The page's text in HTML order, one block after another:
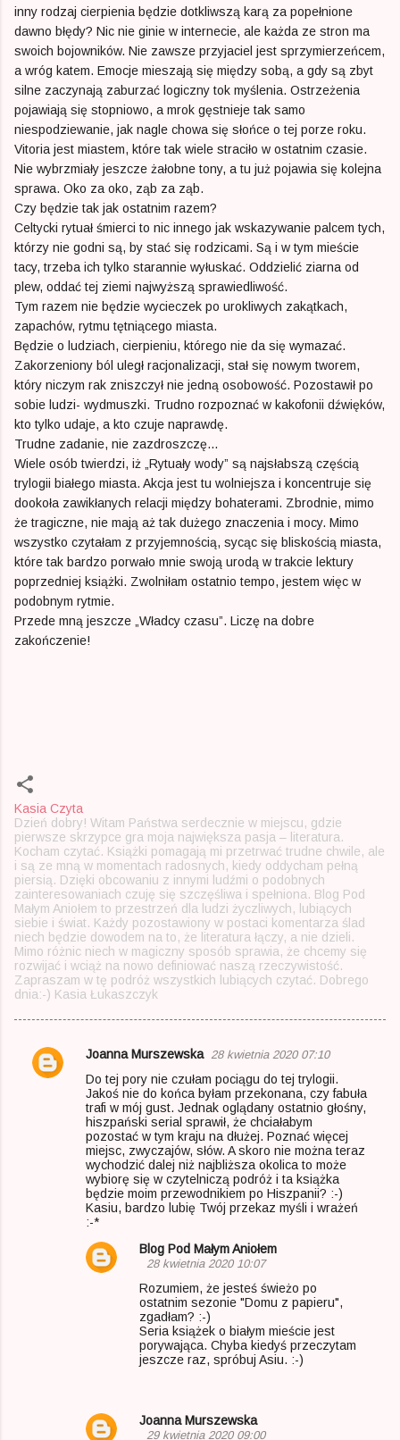
inny rodzaj cierpienia będzie dotkliwszą karą za popełnione
dawno błędy? Nic nie ginie w internecie, ale każda ze stron ma
swoich bojowników. Nie zawsze przyjaciel jest sprzymierzeńcem,
a wróg katem. Emocje mieszają się między sobą, a gdy są zbyt
silne zaczynają zaburzać logiczny tok myślenia. Ostrzeżenia
pojawiają się stopniowo, a mrok gęstnieje tak samo
niespodziewanie, jak nagle chowa się słońce o tej porze roku.
Vitoria jest miastem, które tak wiele straciło w ostatnim czasie.
Nie wybrzmiały jeszcze żałobne tony, a tu już pojawia się kolejna
sprawa. Oko za oko, ząb za ząb.
Czy będzie tak jak ostatnim razem?
Celtycki rytuał śmierci to nic innego jak wskazywanie palcem tych,
którzy nie godni są, by stać się rodzicami. Są i w tym mieście
tacy, trzeba ich tylko starannie wyłuskać. Oddzielić ziarna od
plew, oddać tej ziemi najwyższą sprawiedliwość.
Tym razem nie będzie wycieczek po urokliwych zakątkach,
zapachów, rytmu tętniącego miasta.
Będzie o ludziach, cierpieniu, którego nie da się wymazać.
Zakorzeniony ból uległ racjonalizacji, stał się nowym tworem,
który niczym rak zniszczył nie jedną osobowość. Pozostawił po
sobie ludzi- wydmuszki. Trudno rozpoznać w kakofonii dźwięków,
kto tylko udaje, a kto czuje naprawdę.
Trudne zadanie, nie zazdroszczę...
Wiele osób twierdzi, iż „Rytuały wody” są najsłabszą częścią
trylogii białego miasta. Akcja jest tu wolniejsza i koncentruje się
dookoła zawikłanych relacji między bohaterami. Zbrodnie, mimo
że tragiczne, nie mają aż tak dużego znaczenia i mocy. Mimo
wszystko czytałam z przyjemnością, sycąc się bliskością miasta,
które tak bardzo porwało mnie swoją urodą w trakcie lektury
poprzedniej książki. Zwolniłam ostatnio tempo, jestem więc w
podobnym rytmie.
Przede mną jeszcze „Władcy czasu”. Liczę na dobre
zakończenie!
Kasia Czyta
Dzień dobry! Witam Państwa serdecznie w miejscu, gdzie
pierwsze skrzypce gra moja największa pasja – literatura.
Kocham czytać. Książki pomagają mi przetrwać trudne chwile, ale
i są ze mną w momentach radosnych, kiedy oddycham pełną
piersią. Dzięki obcowaniu z innymi ludźmi o podobnych
zainteresowaniach czuję się szczęśliwa i spełniona. Blog Pod
Małym Aniołem to przestrzeń dla ludzi życzliwych, lubiących
siebie i świat. Każdy pozostawiony w postaci komentarza ślad
niech będzie dowodem na to, że literatura łączy, a nie dzieli.
Mimo różnic niech w magiczny sposób sprawia, że chcemy się
rozwijać i wciąż na nowo definiować naszą rzeczywistość.
Zapraszam w tę podróż wszystkich lubiących czytać. Dobrego
dnia:-) Kasia Łukaszczyk
K
Joanna Murszewska 28 kwietnia 2020 07:10
Do tej pory nie czułam pociągu do tej trylogii.
Jakoś nie do końca byłam przekonana, czy fabuła
trafi w mój gust. Jednak oglądany ostatnio głośny,
hiszpański serial sprawił, że chciałabym
pozostać w tym kraju na dłużej. Poznać więcej
miejsc, zwyczajów, słów. A skoro nie można teraz
wychodzić dalej niż najbliższa okolica to może
wybiorę się w czytelniczą podróż i ta książka
będzie moim przewodnikiem po Hiszpanii? :-)
Kasiu, bardzo lubię Twój przekaz myśli i wrażeń
:-*
Blog Pod Małym Aniołem
28 kwietnia 2020 10:07
Rozumiem, że jesteś świeżo po
ostatnim sezonie "Domu z papieru",
zgadłam? :-)
Seria książek o białym mieście jest
porywająca. Chyba kiedyś przeczytam
jeszcze raz, spróbuj Asiu. :-)
Joanna Murszewska
29 kwietnia 2020 09:00